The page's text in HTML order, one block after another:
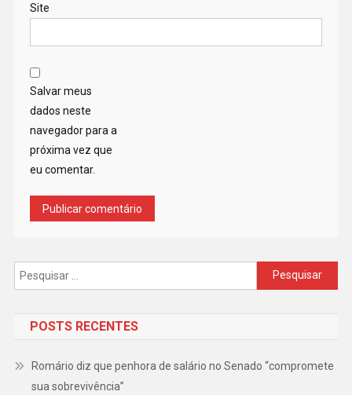
Site
Salvar meus
dados neste
navegador para a
próxima vez que
eu comentar.
Pesquisar
por:
POSTS RECENTES
Romário diz que penhora de salário no Senado “compromete
sua sobrevivência”